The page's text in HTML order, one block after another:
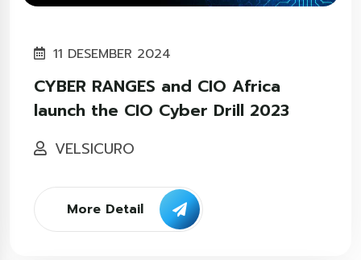
11 DESEMBER 2024
CYBER RANGES and CIO Africa
launch the CIO Cyber Drill 2023
VELSICURO
More Detail